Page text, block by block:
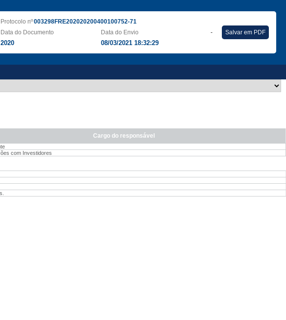
Protocolo nº003298FRE202020200400100752-71
Data do Documento
2020
Data do Envio
08/03/2021 18:32:29
- Salvar em PDF